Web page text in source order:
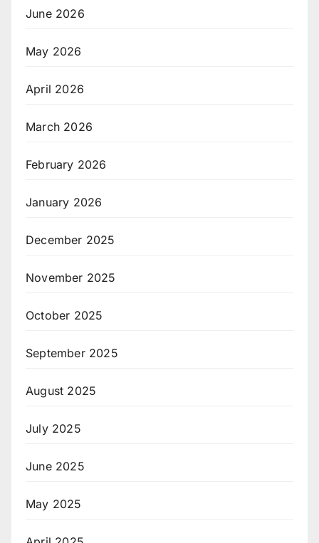
June 2026
May 2026
April 2026
March 2026
February 2026
January 2026
December 2025
November 2025
October 2025
September 2025
August 2025
July 2025
June 2025
May 2025